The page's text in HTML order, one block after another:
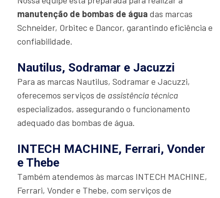
manutenção de bombas de água das marcas
Schneider, Orbitec e Dancor, garantindo eficiência e
confiabilidade.
Nautilus, Sodramar e Jacuzzi
Para as marcas Nautilus, Sodramar e Jacuzzi,
oferecemos serviços de assistência técnica
especializados, assegurando o funcionamento
adequado das bombas de água.
INTECH MACHINE, Ferrari, Vonder
e Thebe
Também atendemos às marcas INTECH MACHINE,
Ferrari, Vonder e Thebe, com serviços de